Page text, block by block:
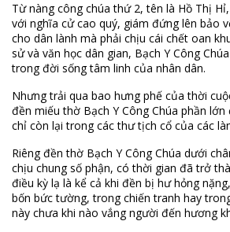
Từ nàng công chúa thứ 2, tên là Hồ Thị
với nghĩa cử cao quý, giám đứng lên bảo
cho dân lành mà phải chịu cái chết oan
sử và văn học dân gian, Bạch Y Công
trong đời sống tâm linh của nhân dân.
Nhưng trải qua bao hưng phế của thời
đền miếu thờ Bạch Y Công Chúa phần
chỉ còn lại trong các thư tịch cổ của các
Riêng đền thờ Bạch Y Công Chúa dưới
chịu chung số phận, có thời gian đã trở
điều kỳ lạ là kể cả khi đền bị hư hỏng
bốn bức tường, trong chiến tranh hay
này chưa khi nào vắng người đến hương